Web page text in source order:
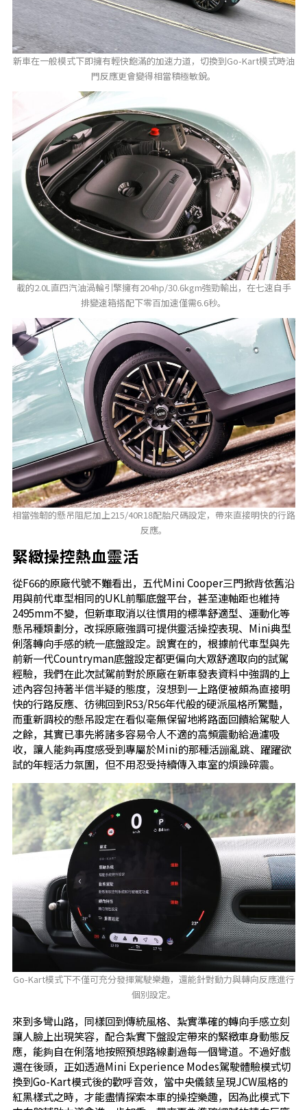
新車在一般模式下即擁有輕快飽滿的加速力道，切換到Go-Kart模式時油
門反應更會變得相當積極敏銳。
載的2.0L直四汽油渦輪引擎擁有204hp/30.6kgm強勁輸出，在七速自手
排變速箱搭配下零百加速僅需6.6秒。
相當強韌的懸吊阻尼加上215/40R18配胎尺碼設定，帶來直接明快的行路
反應。
緊緻操控熱血靈活
從F66的原廠代號不難看出，五代Mini Cooper三門掀背依舊沿
用與前代車型相同的UKL前驅底盤平台，甚至連軸距也維持
2495mm不變，但新車取消以往慣用的標準舒適型、運動化等
懸吊種類劃分，改採原廠強調可提供靈活操控表現、Mini典型
俐落轉向手感的統一底盤設定。說實在的，根據前代車型與先
前新一代Countryman底盤設定都更偏向大眾舒適取向的試駕
經驗，我們在此次試駕前對於原廠在新車發表資料中強調的上
述內容包持著半信半疑的態度，沒想到一上路便被頗為直接明
快的行路反應、彷彿回到R53/R56年代般的硬派風格所驚豔，
而重新調校的懸吊設定在看似毫無保留地將路面回饋給駕駛人
之餘，其實已事先將諸多容易令人不適的高頻震動給過濾吸
收，讓人能夠再度感受到專屬於Mini的那種活蹦亂跳、躍躍欲
試的年輕活力氛圍，但不用忍受持續傳入車室的煩躁碎震。
Go-Kart模式下不僅可充分發揮駕駛樂趣，還能針對動力與轉向反應進行
個別設定。
來到多彎山路，同樣回到傳統風格、紮實準確的轉向手感立刻
讓人臉上出現笑容，配合紮實下盤設定帶來的緊緻車身動態反
應，能夠自在俐落地按照預想路線劃過每一個彎道。不過好戲
還在後頭，正如透過Mini Experience Modes駕駛體驗模式切
換到Go-Kart模式後的歡呼音效，當中央儀錶呈現JCW風格的
紅黑樣式之時，才能盡情探索本車的操控樂趣，因為此模式下